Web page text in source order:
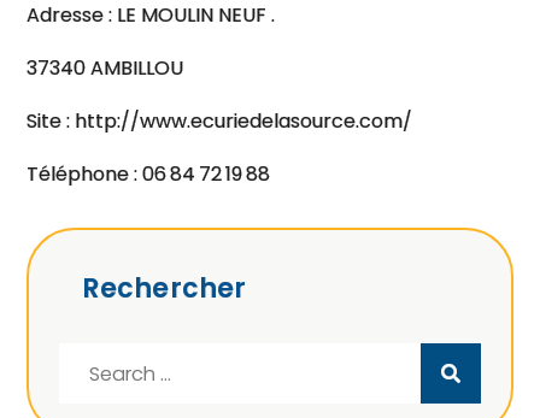
Adresse : LE MOULIN NEUF .
37340 AMBILLOU
Site : http://www.ecuriedelasource.com/
Téléphone : 06 84 72 19 88
Rechercher